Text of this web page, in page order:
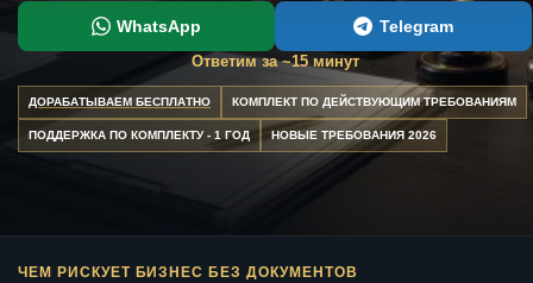
WhatsApp Telegram
Ответим за ~15 минут
ДОРАБАТЫВАЕМ БЕСПЛАТНО КОМПЛЕКТ ПО ДЕЙСТВУЮЩИМ ТРЕБОВАНИЯМ
ПОДДЕРЖКА ПО КОМПЛЕКТУ - 1 ГОД НОВЫЕ ТРЕБОВАНИЯ 2026
ЧЕМ РИСКУЕТ БИЗНЕС БЕЗ ДОКУМЕНТОВ